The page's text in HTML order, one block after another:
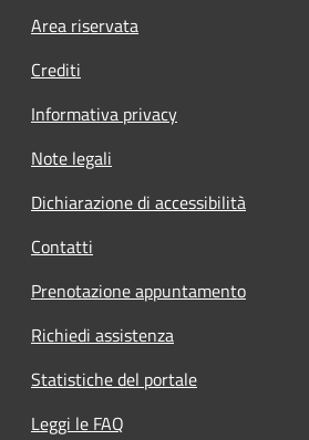
Footer menu
Area riservata
Crediti
Informativa privacy
Note legali
Dichiarazione di accessibilità
Contatti
Prenotazione appuntamento
Richiedi assistenza
Statistiche del portale
Leggi le FAQ